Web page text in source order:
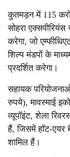
कुतमड़न में 115
सोहरा
करेगा, जो
शिल्प मंडपों के
प्रदर्शित करेगा।
सहायक
रुपये), मावस्माई
व्यूपॉइंट, शेला
हैं, जिसमें हॉट-एयर
शामिल हैं।